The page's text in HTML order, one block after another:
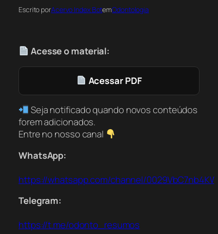
Escrito porAcervo Index BotemOdontologia
Acesse o material:
Acessar PDF
Seja notificado quando novos conteúdos
forem adicionados.
Entre no nosso canal
WhatsApp:
https://whatsapp.com/channel/
Telegram:
https://t.me/odonto_resumos